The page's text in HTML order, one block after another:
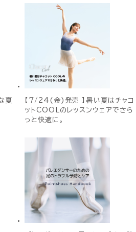
夏
【7/24(金)発売 】暑い夏はチャコ
ットCOOLのレッスンウェアでさら
っと快適に。